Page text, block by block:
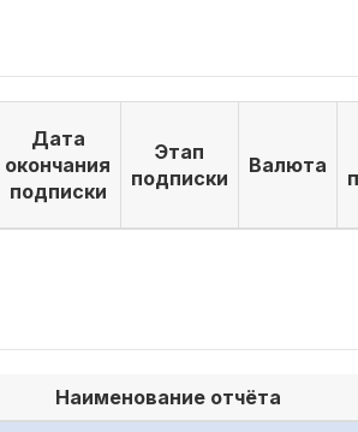
Дата
окончания
подписки
Этап
подписки
Валюта
Наименование отчёта